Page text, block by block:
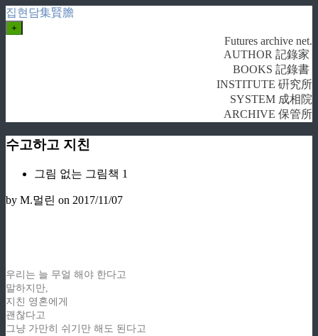
집현담集賢膽
+
Futures archive net.
AUTHOR 記錄家
BOOKS 記錄書
INSTITUTE 硏究所
SYSTEM 成相院
ARCHIVE 保管所
수고하고 지친
그림 없는 그림책 1
by M.멀린 on 2017/11/07
우리는 늘 무얼 해야 한다고
말하지만,
지친 영혼에게
괜찮다고
그냥 가만히 쉬기만 해도 된다고